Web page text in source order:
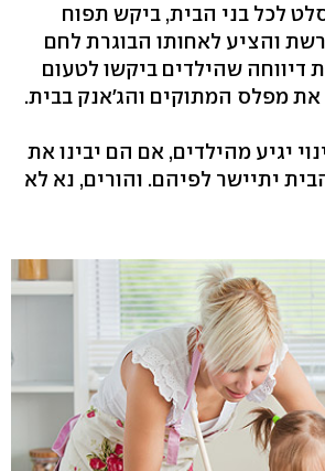
לכל בני הבית, ביקש תפוח
והציע לאחותו הבוגרת לחם
שהילדים ביקשו לטעום
את מפלס המתוקים והג'אנק בבית.
יגיע מהילדים, אם הם יבינו את
יתיישר לפיהם. והורים, נא לא